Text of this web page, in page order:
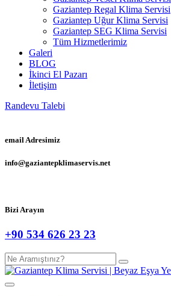
Gaziantep Regal Klima Servisi
Gaziantep Uğur Klima Servisi
Gaziantep SEG Klima Servisi
Tüm Hizmetlerimiz
Galeri
BLOG
İkinci El Pazarı
İletişim
Randevu Talebi
email Adresimiz
info@gaziantepklimaservis.net
Bizi Arayın
+90 534 626 23 23